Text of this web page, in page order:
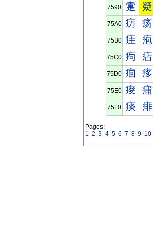
7590 疐 疑
75A0 疠 疡
75B0 疰 疱
75C0 痀 痁
75D0 痐 痑
75E0 痠 痡
75F0 痰 痱
Pages:
1 2 3 4 5 6 7 8 9 10